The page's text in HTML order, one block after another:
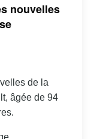
nouvelles
de la
âgée de 94